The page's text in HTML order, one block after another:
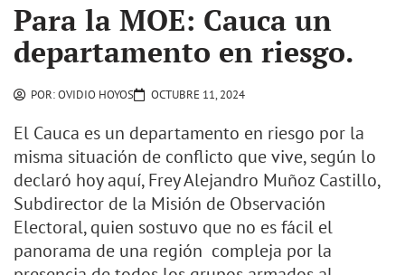
Para la MOE: Cauca un
departamento en riesgo.
POR:OVIDIO HOYOS OCTUBRE 11, 2024
El Cauca es un departamento en riesgo por la
misma situación de conflicto que vive, según lo
declaró hoy aquí, Frey Alejandro Muñoz Castillo,
Subdirector de la Misión de Observación
Electoral, quien sostuvo que no es fácil el
panorama de una región compleja por la